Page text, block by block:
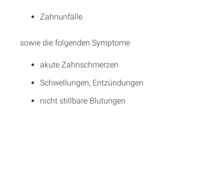
Zahnunfälle
sowie die folgenden Symptome
akute Zahnschmerzen
Schwellungen, Entzündungen
nicht stillbare Blutungen